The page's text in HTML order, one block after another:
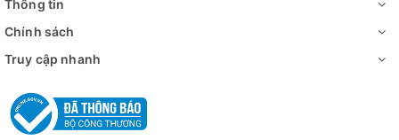
Thông tin
Chính sách
Truy cập nhanh